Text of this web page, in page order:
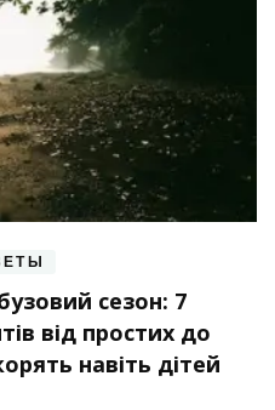
сезон: 7
від простих до
навіть дітей